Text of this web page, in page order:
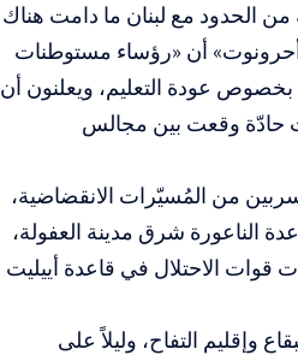
الحدود مع لبنان ما دامت هناك
أحرونوت» أن «رؤساء مستوطنات
بخصوص عودة التعليم، ويعلنون أن
حادّة وقعت بين مجالس
من المُسيّرات الانقضاضية،
الناعورة شرق مدينة العفولة،
قوات الاحتلال في قاعدة أييليت
وإقليم التفاح، وليلاً على